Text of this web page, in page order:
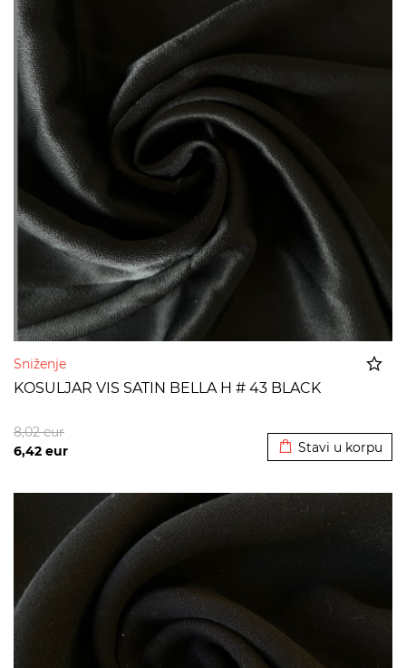
Sniženje
KOSULJAR VIS SATIN BELLA H # 43 BLACK
6,42 eur
8,02eur
Stavi u korpu